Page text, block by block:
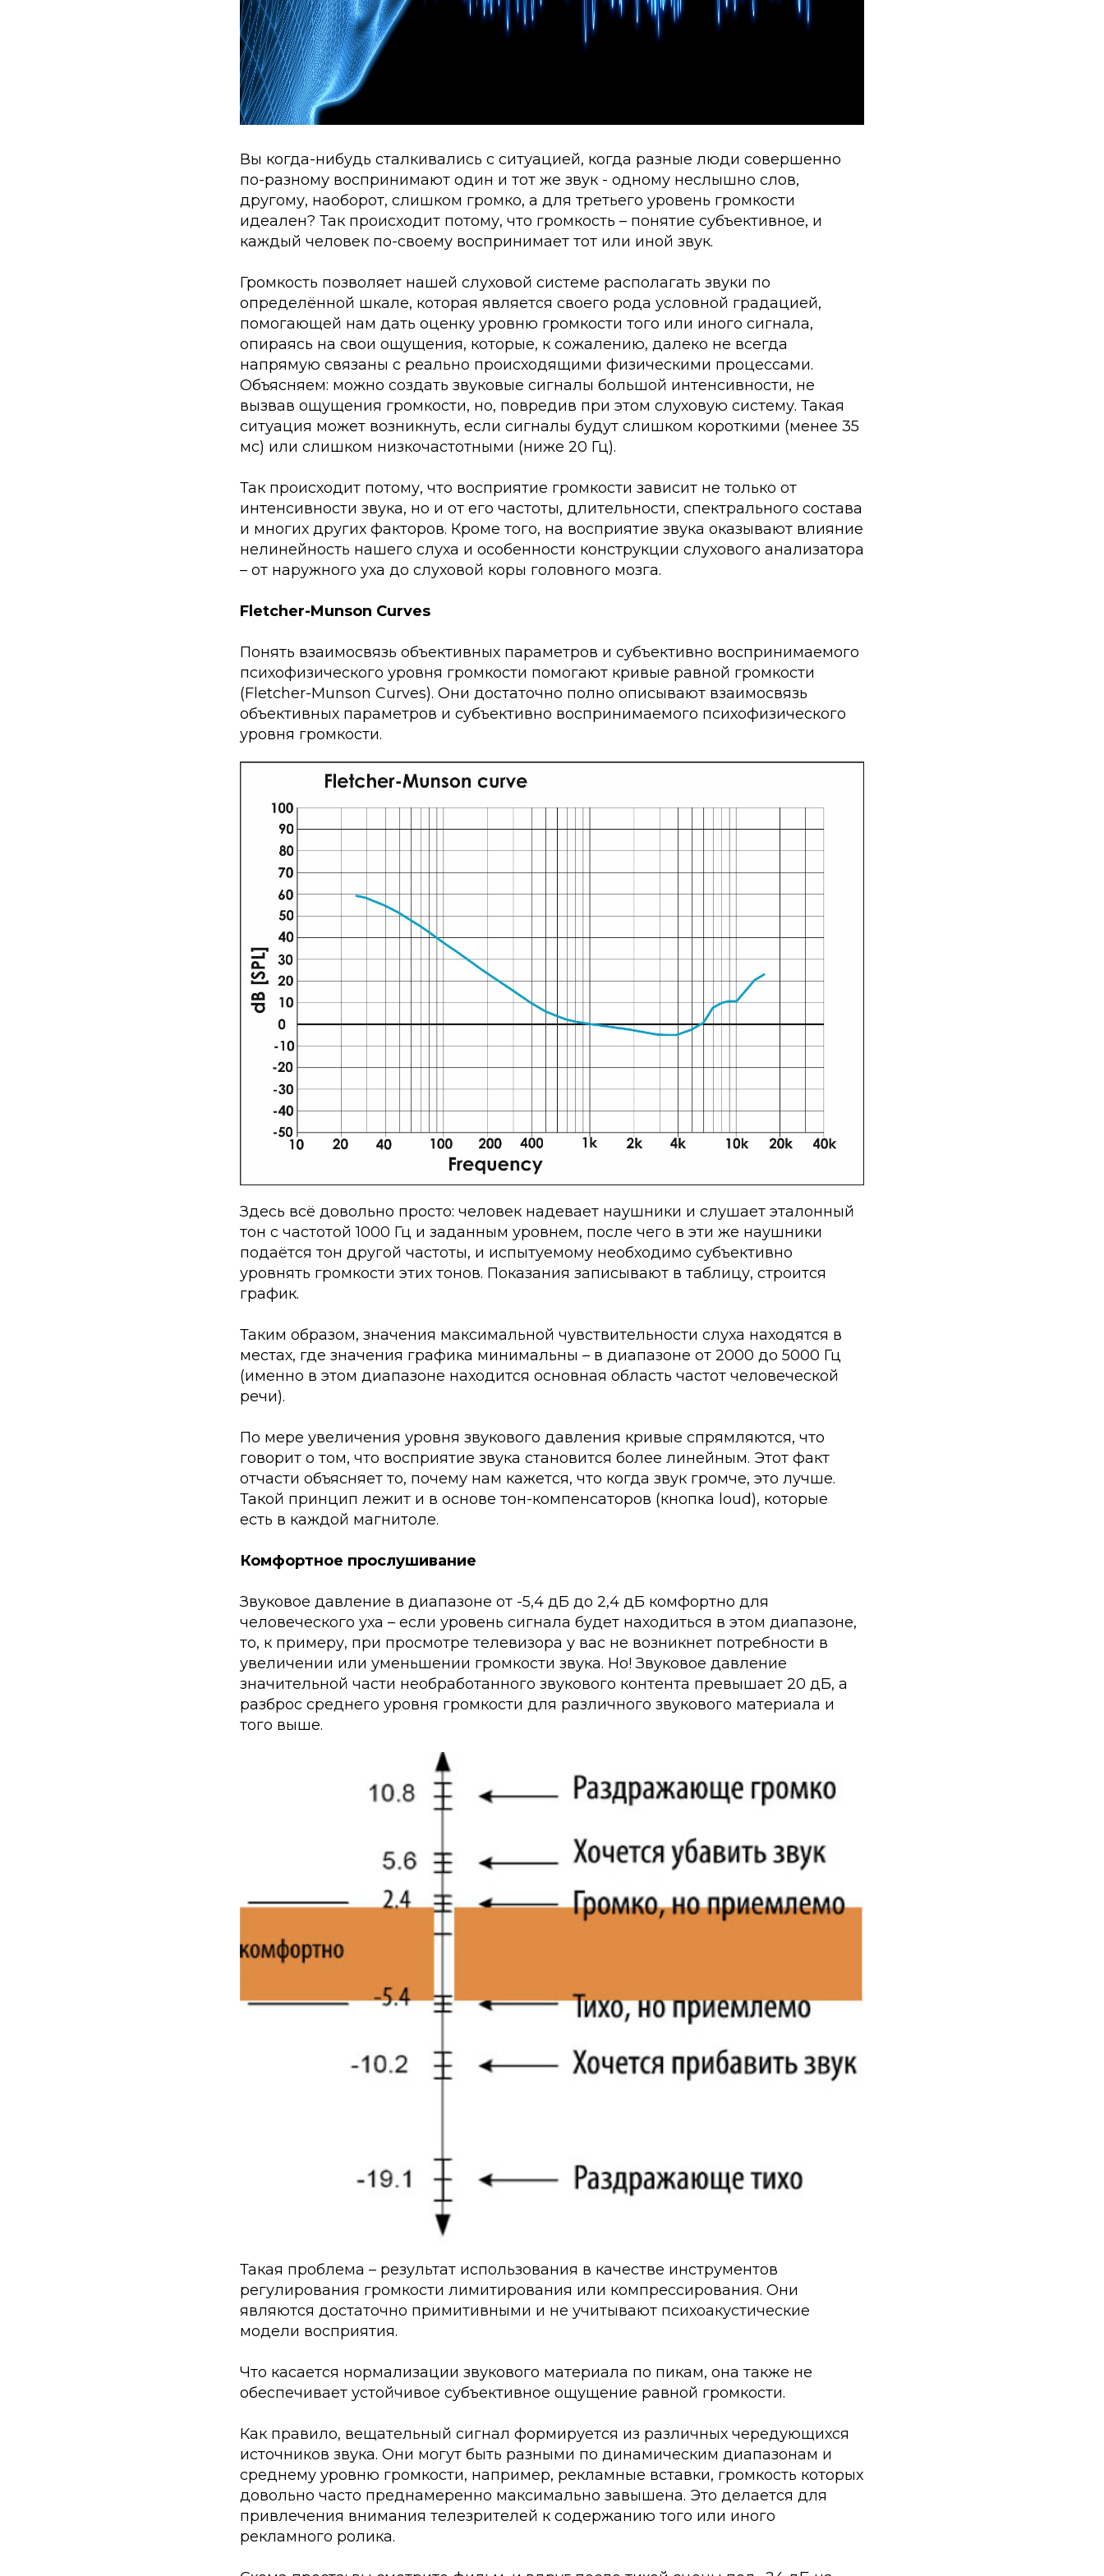
Вы когда-нибудь сталкивались с ситуацией, когда разные люди совершенно
по-разному воспринимают один и тот же звук - одному неслышно слов,
другому, наоборот, слишком громко, а для третьего уровень громкости
идеален? Так происходит потому, что громкость – понятие субъективное, и
каждый человек по-своему воспринимает тот или иной звук.
Громкость позволяет нашей слуховой системе располагать звуки по
определённой шкале, которая является своего рода условной градацией,
помогающей нам дать оценку уровню громкости того или иного сигнала,
опираясь на свои ощущения, которые, к сожалению, далеко не всегда
напрямую связаны с реально происходящими физическими процессами.
Объясняем: можно создать звуковые сигналы большой интенсивности, не
вызвав ощущения громкости, но, повредив при этом слуховую систему. Такая
ситуация может возникнуть, если сигналы будут слишком короткими (менее 35
мс) или слишком низкочастотными (ниже 20 Гц).
Так происходит потому, что восприятие громкости зависит не только от
интенсивности звука, но и от его частоты, длительности, спектрального состава
и многих других факторов. Кроме того, на восприятие звука оказывают влияние
нелинейность нашего слуха и особенности конструкции слухового анализатора
– от наружного уха до слуховой коры головного мозга.
Fletcher-Munson Curves
Понять взаимосвязь объективных параметров и субъективно воспринимаемого
психофизического уровня громкости помогают кривые равной громкости
(Fletcher-Munson Curves). Они достаточно полно описывают взаимосвязь
объективных параметров и субъективно воспринимаемого психофизического
уровня громкости.
Здесь всё довольно просто: человек надевает наушники и слушает эталонный
тон с частотой 1000 Гц и заданным уровнем, после чего в эти же наушники
подаётся тон другой частоты, и испытуемому необходимо субъективно
уровнять громкости этих тонов. Показания записывают в таблицу, строится
график.
Таким образом, значения максимальной чувствительности слуха находятся в
местах, где значения графика минимальны – в диапазоне от 2000 до 5000 Гц
(именно в этом диапазоне находится основная область частот человеческой
речи).
По мере увеличения уровня звукового давления кривые спрямляются, что
говорит о том, что восприятие звука становится более линейным. Этот факт
отчасти объясняет то, почему нам кажется, что когда звук громче, это лучше.
Такой принцип лежит и в основе тон-компенсаторов (кнопка loud), которые
есть в каждой магнитоле.
Комфортное прослушивание
Звуковое давление в диапазоне от -5,4 дБ до 2,4 дБ комфортно для
человеческого уха – если уровень сигнала будет находиться в этом диапазоне,
то, к примеру, при просмотре телевизора у вас не возникнет потребности в
увеличении или уменьшении громкости звука. Но! Звуковое давление
значительной части необработанного звукового контента превышает 20 дБ, а
разброс среднего уровня громкости для различного звукового материала и
того выше.
Такая проблема – результат использования в качестве инструментов
регулирования громкости лимитирования или компрессирования. Они
являются достаточно примитивными и не учитывают психоакустические
модели восприятия.
Что касается нормализации звукового материала по пикам, она также не
обеспечивает устойчивое субъективное ощущение равной громкости.
Как правило, вещательный сигнал формируется из различных чередующихся
источников звука. Они могут быть разными по динамическим диапазонам и
среднему уровню громкости, например, рекламные вставки, громкость которых
довольно часто преднамеренно максимально завышена. Это делается для
привлечения внимания телезрителей к содержанию того или иного
рекламного ролика.